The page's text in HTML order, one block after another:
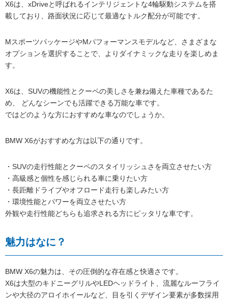
X6は、xDriveと呼ばれるインテリジェントな4輪駆動システムを搭
載しており、路面状況に応じて最適なトルク配分が可能です。
MスポーツパッケージやMパフォーマンスモデルなど、さまざまな
オプションを選択することで、よりダイナミックな走りを楽しめま
す。
X6は、SUVの機能性とクーペの美しさを兼ね備えた車種であるた
め、 どんなシーンでも活躍できる万能な車です。
ではどのような方におすすめな車なのでしょうか。
BMW X6がおすすめな方は以下の通りです。
・SUVの走行性能とクーペのスタイリッシュさを両立させたい方
・高級感と個性を感じられる車に乗りたい方
・長距離ドライブやオフロード走行も楽しみたい方
・環境性能とパワーを両立させたい方
外観や走行性能どちらも追求される方にピッタリな車です。
魅力はなに？
BMW X6の魅力は、その圧倒的な存在感と快適さです。
X6は大型のキドニーグリルやLEDヘッドライト、流麗なルーフライ
ンや大径のアロイホイールなど、目を引くデザイン要素が多数採用